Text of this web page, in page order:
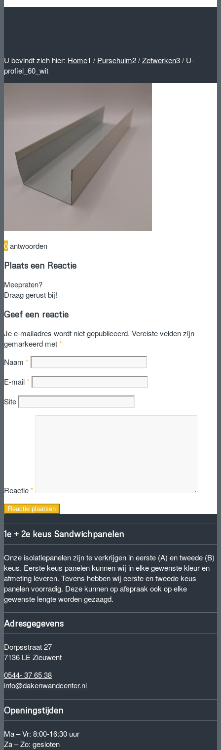
U bevindt zich hier: Home1 / Purschuim2/Zetwerken3/ U-
profiel_60_wit
0antwoorden
Plaats een Reactie
Meepraten?
Draag gerust bij!
Geef een reactie
Je e-mailadres wordt niet gepubliceerd. Vereiste velden zijn
gemarkeerd met*
Naam *
E-mail*
Site
Reactie*
1e + 2e keus Sandwichpanelen
Onze isolatiepanelen zijn te verkrijgen in eerste (A) en tweede (B)
keus. Eerste keus panelen kunnen wij in elke gewenste kleur en
afmeting leveren. Tevens hebben wij eerste en tweede keus
panelen voorradig. Deze kunnen op afspraak ook op elke
gewenste lengte worden gezaagd.
Adresgegevens
Dorpsstraat 27
7136 LE Zieuwent
0544- 37 65 38
info@dakenwandcenter.nl
Openingstijden
Ma – Vr: 8:00-16:30 uur
Za – Zo: gesloten